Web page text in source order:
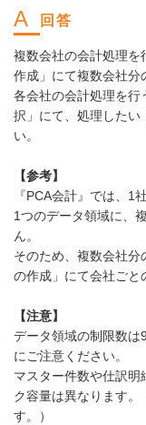
複数会社の会計処理を
作成」にて複数会社分
各会社の会計処理を行
択」にて、処理したい
い。
【参考】
『PCA会計』では、1
1つのデータ領域に、
ん。
そのため、複数会社
の作成」にて会社ごと
【注意】
データ領域の制限数
にご注意ください。
マスター件数や仕訳明
ク容量は異なります
す。）